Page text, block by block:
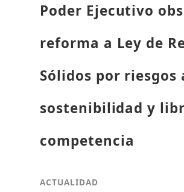
Poder Ejecutivo
reforma a Ley de
Sólidos por riesgos
sostenibilidad y
competencia
ACTUALIDAD